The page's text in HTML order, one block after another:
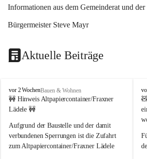
Informationen aus dem Gemeinderat und
Bürgermeister Steve Mayr
Aktuelle Beiträge
F
r
a
e
r
n
vor 2 WochenBauen & Wohnen
🚧 Hinweis Altpapiercontainer/Fraxner
Lädele 🚧
Aufgrund der Baustelle und der damit
verbundenen Sperrungen ist die Zufahrt
zum Altpapiercontainer/Fraxner Lädele
F
r
a
x
r
n